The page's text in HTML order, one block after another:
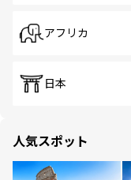
アフリカ
日本
人気スポット